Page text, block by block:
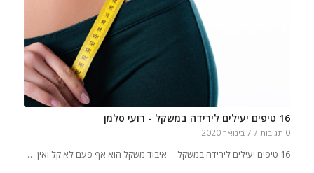
16 טיפים יעילים לירידה במשקל - רועי סלמן
0 תגובות / 7 בינואר 2020
16 טיפים יעילים לירידה במשקל איבוד משקל הוא אף פעם לא קל ואין …